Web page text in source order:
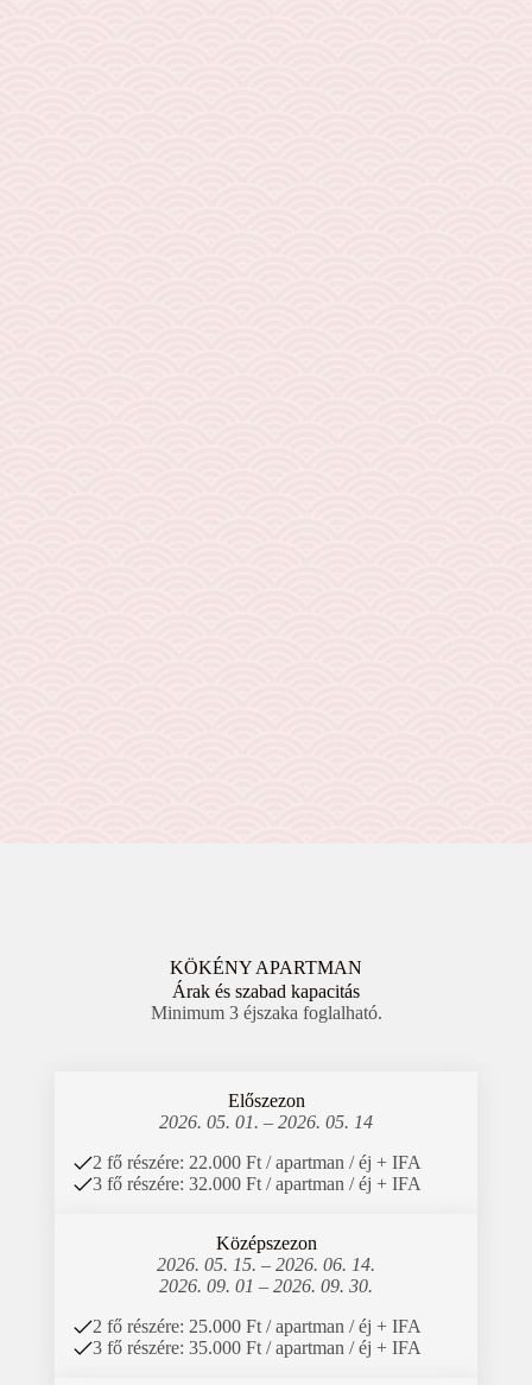
KÖKÉNY APARTMAN
Árak és szabad kapacitás
Minimum 3 éjszaka foglalható.
Előszezon
2026. 05. 01. – 2026. 05. 14
2 fő részére: 22.000 Ft / apartman / éj + IFA
3 fő részére: 32.000 Ft / apartman / éj + IFA
Középszezon
2026. 05. 15. – 2026. 06. 14.
2026. 09. 01 – 2026. 09. 30.
2 fő részére: 25.000 Ft / apartman / éj + IFA
3 fő részére: 35.000 Ft / apartman / éj + IFA